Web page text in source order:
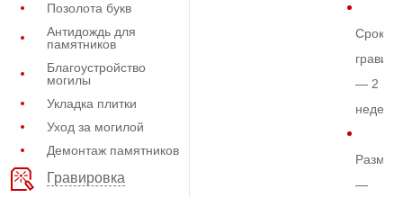
Позолота букв
Антидождь для
памятников
Благоустройство
могилы
Укладка плитки
Уход за могилой
Демонтаж памятников
Гравировка
Срок
— 2
недели
Размер
—